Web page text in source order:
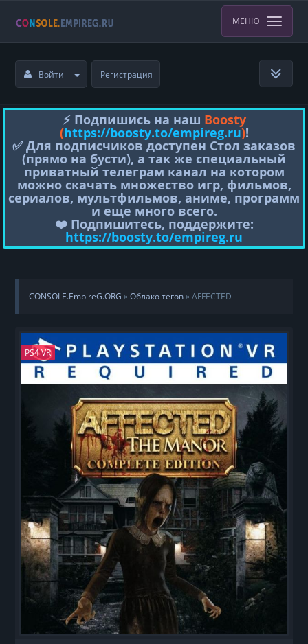
МЕНЮ
Войти Регистрация
⚡️ Подпишись на наш Boosty
(https://boosty.to/empireg.ru)!
✅ Для подписчиков доступен Стол заказов
(прямо на бусти), а так же специальный
приватный телеграм канал на котором
можно скачать множество игр, фильмов,
сериалов, мультфильмов, аниме, программ
и еще много всего.
❤️ Подпишитесь, поддержите:
https://boosty.to/empireg.ru
CONSOLE.EmpireG.ORG »Облако тегов» AFFECTED
PS4 VR